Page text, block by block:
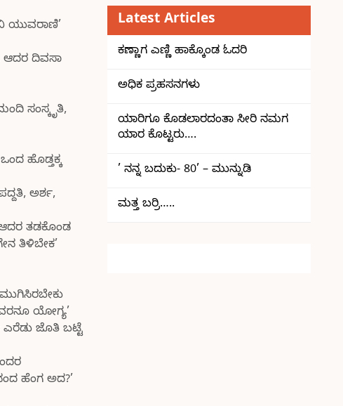
ಯುವರಾಣಿ’
ಆದರ ದಿವಸಾ
ಸಂಸ್ಕೃತಿ,
ಹೊಡ್ತಕ್ಕ
ಅರ್ಶ,
ತಡಕೊಂಡ
ತಿಳಿಬೇಕ’
ವರನೂ ಯೋಗ್ಯ’
ಎರೆಡು ಜೊತಿ ಬಟ್ಟೆ
ಹೆಂಗ ಅದ?’
Latest Articles
ಕಣ್ಣಾಗ ಎಣ್ಣಿ ಹಾಕ್ಕೊಂಡ ಓದರಿ
ಅಧಿಕ ಪ್ರಹಸನಗಳು
ಯಾರಿಗೂ ಕೊಡಲಾರದಂತಾ ಸೀರಿ ನಮಗ
ಯಾರ ಕೊಟ್ಟರು….
’ ನನ್ನ ಬದುಕು- 80’ – ಮುನ್ನುಡಿ
ಮತ್ತ ಬರ್ರಿ…..